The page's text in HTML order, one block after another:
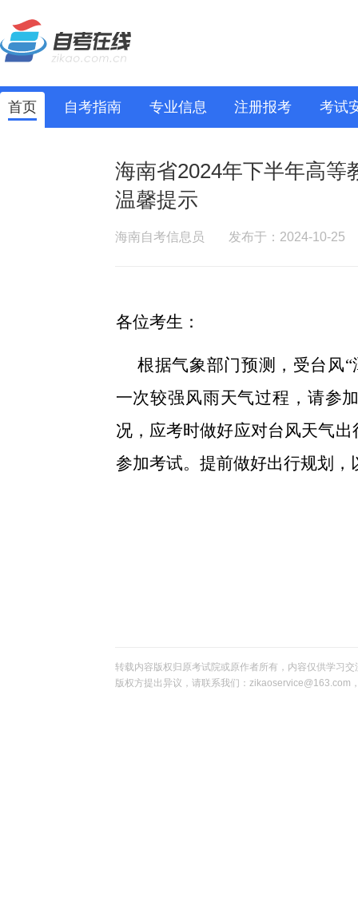
首页 自考指南 专业信息 注册报考 考试
海南省2024年下半年高等
温馨提示
海南自考信息员 发布于：2024-10-25
各位考生：
根据气象部门预测，受台风“
一次较强风雨天气过程，请参
况，应考时做好应对台风天气
参加考试。提前做好出行规划
转载内容版权归原考试院或原作者所有，内容仅供学习
版权方提出异议，请联系我们：zikaoservice@163.com